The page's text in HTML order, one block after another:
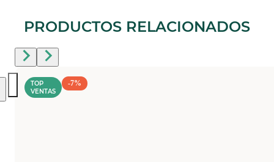
PRODUCTOS RELACIONADOS
TOP
VENTAS
-7%